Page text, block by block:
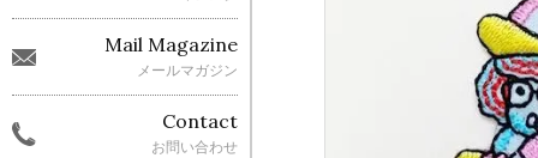
Mail Magazine
メールマガジン
Contact
お問い合わせ